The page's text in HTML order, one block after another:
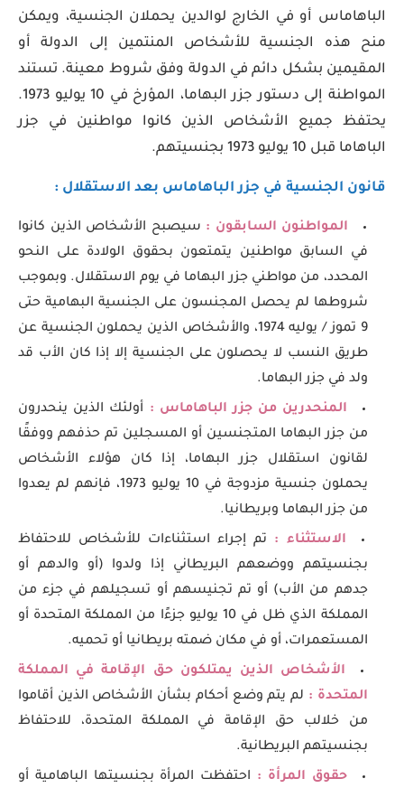
الباهاماس أو في الخارج لوالدين يحملان الجنسية، ويمكن
منح هذه الجنسية للأشخاص المنتمين إلى الدولة أو
المقيمين بشكل دائم في الدولة وفق شروط معينة. تستند
المواطنة إلى دستور جزر البهاما، المؤرخ في 10 يوليو 1973.
يحتفظ جميع الأشخاص الذين كانوا مواطنين في جزر
الباهاما قبل 10 يوليو 1973 بجنسيتهم.
قانون الجنسية في جزر الباهاماس بعد الاستقلال :
المواطنون السابقون : سيصبح الأشخاص الذين كانوا
في السابق مواطنين يتمتعون بحقوق الولادة على النحو
المحدد، من مواطني جزر البهاما في يوم الاستقلال. وبموجب
شروطها لم يحصل المجنسون على الجنسية البهامية حتى
9 تموز / يوليه 1974، والأشخاص الذين يحملون الجنسية عن
طريق النسب لا يحصلون على الجنسية إلا إذا كان الأب قد
ولد في جزر البهاما.
المنحدرين من جزر الباهاماس : أولئك الذين ينحدرون
من جزر البهاما المتجنسين أو المسجلين تم حذفهم ووفقًا
لقانون استقلال جزر البهاما، إذا كان هؤلاء الأشخاص
يحملون جنسية مزدوجة في 10 يوليو 1973، فإنهم لم يعدوا
من جزر البهاما وبريطانيا.
الاستثناء : تم إجراء استثناءات للأشخاص للاحتفاظ
بجنسيتهم ووضعهم البريطاني إذا ولدوا (أو والدهم أو
جدهم من الأب) أو تم تجنيسهم أو تسجيلهم في جزء من
المملكة الذي ظل في 10 يوليو جزءًا من المملكة المتحدة أو
المستعمرات، أو في مكان ضمته بريطانيا أو تحميه.
الأشخاص الذين يمتلكون حق الإقامة في المملكة
المتحدة : لم يتم وضع أحكام بشأن الأشخاص الذين أقاموا
من خلالب حق الإقامة في المملكة المتحدة، للاحتفاظ
بجنسيتهم البريطانية.
حقوق المرأة : احتفظت المرأة بجنسيتها الباهامية أو